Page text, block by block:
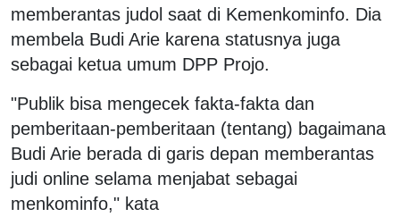
memberantas judol saat di Kemenkominfo. Dia
membela Budi Arie karena statusnya juga
sebagai ketua umum DPP Projo.
"Publik bisa mengecek fakta-fakta dan
pemberitaan-pemberitaan (tentang) bagaimana
Budi Arie berada di garis depan memberantas
judi online selama menjabat sebagai
menkominfo," kata